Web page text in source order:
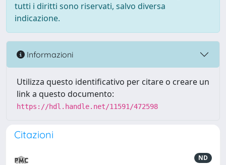
tutti i diritti sono riservati, salvo diversa
indicazione.
Informazioni
Utilizza questo identificativo per citare o creare un
link a questo documento:
https://hdl.handle.net/11591/472598
Citazioni
ND